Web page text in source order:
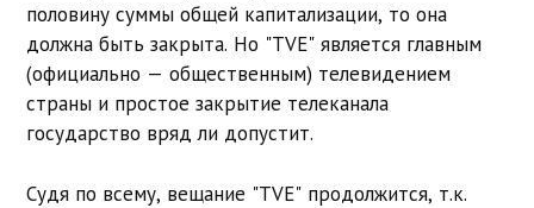
половину суммы общей капитализации, то она
должна быть закрыта. Но "TVE" является главным
(официально — общественным) телевидением
страны и простое закрытие телеканала
государство вряд ли допустит.
Судя по всему, вещание "TVE" продолжится, т.к.